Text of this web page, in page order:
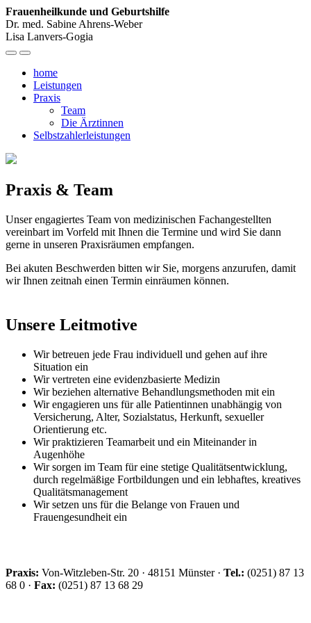
Frauenheilkunde und Geburtshilfe
Dr. med. Sabine Ahrens-Weber
Lisa Lanvers-Gogia
home
Leistungen
Praxis
Team
Die Ärztinnen
Selbstzahlerleistungen
Praxis & Team
Unser engagiertes Team von medizinischen Fachangestellten
vereinbart im Vorfeld mit Ihnen die Termine und wird Sie dann
gerne in unseren Praxisräumen empfangen.
Bei akuten Beschwerden bitten wir Sie, morgens anzurufen, damit
wir Ihnen zeitnah einen Termin einräumen können.
Unsere Leitmotive
Wir betreuen jede Frau individuell und gehen auf ihre
Situation ein
Wir vertreten eine evidenzbasierte Medizin
Wir beziehen alternative Behandlungsmethoden mit ein
Wir engagieren uns für alle Patientinnen unabhängig von
Versicherung, Alter, Sozialstatus, Herkunft, sexueller
Orientierung etc.
Wir praktizieren Teamarbeit und ein Miteinander in
Augenhöhe
Wir sorgen im Team für eine stetige Qualitätsentwicklung,
durch regelmäßige Fortbildungen und ein lebhaftes, kreatives
Qualitätsmanagement
Wir setzen uns für die Belange von Frauen und
Frauengesundheit ein
Praxis: Von-Witzleben-Str. 20 · 48151 Münster · Tel.: (0251) 87 13
68 0 · Fax: (0251) 87 13 68 29